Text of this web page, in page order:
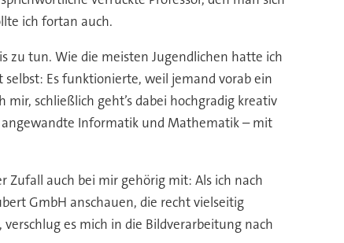
ich fortan auch.
zu tun. Wie die meisten Jugendlichen hatte ich
Es funktionierte, weil jemand vorab ein
schließlich geht’s dabei hochgradig kreativ
Informatik und Mathematik – mit
Zufall auch bei mir gehörig mit: Als ich nach
GmbH anschauen, die recht vielseitig
es mich in die Bildverarbeitung nach